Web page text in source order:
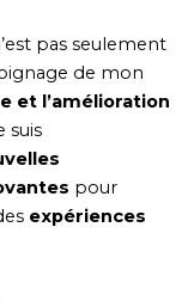
pas seulement
de mon
et l’amélioration
suis
pour
expériences